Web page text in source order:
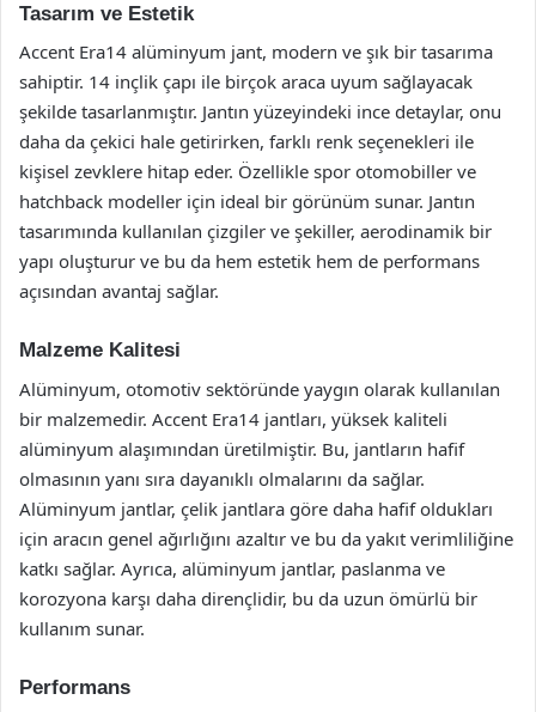
Tasarım ve Estetik
Accent Era14 alüminyum jant, modern ve şık bir tasarıma
sahiptir. 14 inçlik çapı ile birçok araca uyum sağlayacak
şekilde tasarlanmıştır. Jantın yüzeyindeki ince detaylar, onu
daha da çekici hale getirirken, farklı renk seçenekleri ile
kişisel zevklere hitap eder. Özellikle spor otomobiller ve
hatchback modeller için ideal bir görünüm sunar. Jantın
tasarımında kullanılan çizgiler ve şekiller, aerodinamik bir
yapı oluşturur ve bu da hem estetik hem de performans
açısından avantaj sağlar.
Malzeme Kalitesi
Alüminyum, otomotiv sektöründe yaygın olarak kullanılan
bir malzemedir. Accent Era14 jantları, yüksek kaliteli
alüminyum alaşımından üretilmiştir. Bu, jantların hafif
olmasının yanı sıra dayanıklı olmalarını da sağlar.
Alüminyum jantlar, çelik jantlara göre daha hafif oldukları
için aracın genel ağırlığını azaltır ve bu da yakıt verimliliğine
katkı sağlar. Ayrıca, alüminyum jantlar, paslanma ve
korozyona karşı daha dirençlidir, bu da uzun ömürlü bir
kullanım sunar.
Performans